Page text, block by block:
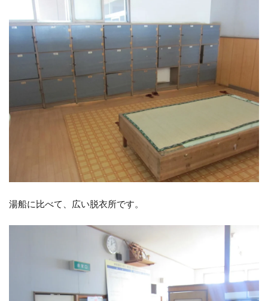
湯船に比べて、広い脱衣所です。